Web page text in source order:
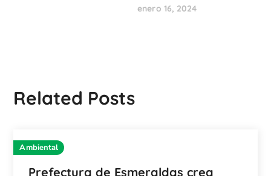
enero 16, 2024
Related Posts
Ambiental
Prefectura de Esmeraldas crea